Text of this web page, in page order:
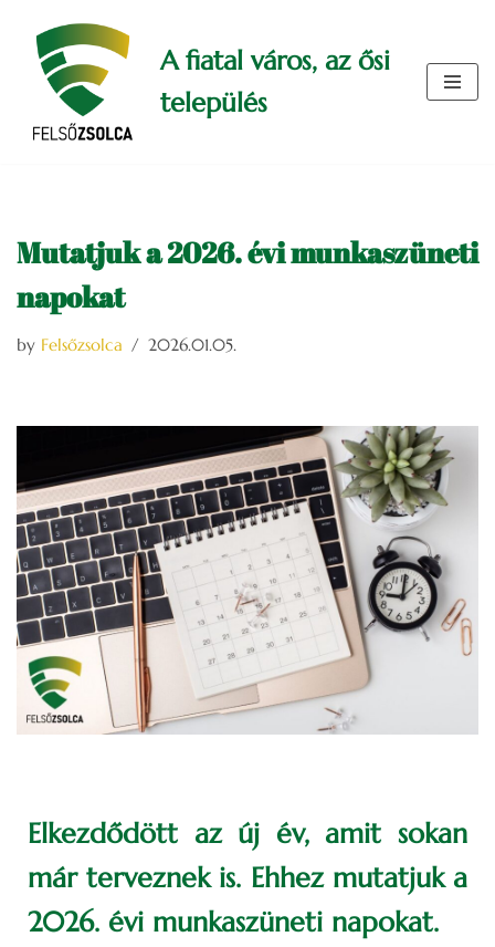
Skip
content
A fiatal város, az ősi
település
Mutatjuk a 2026. évi munkaszüneti
napokat
by Felsőzsolca 2026.01.05.
Elkezdődött az új év, amit sokan
már terveznek is. Ehhez mutatjuk a
2026. évi munkaszüneti napokat.